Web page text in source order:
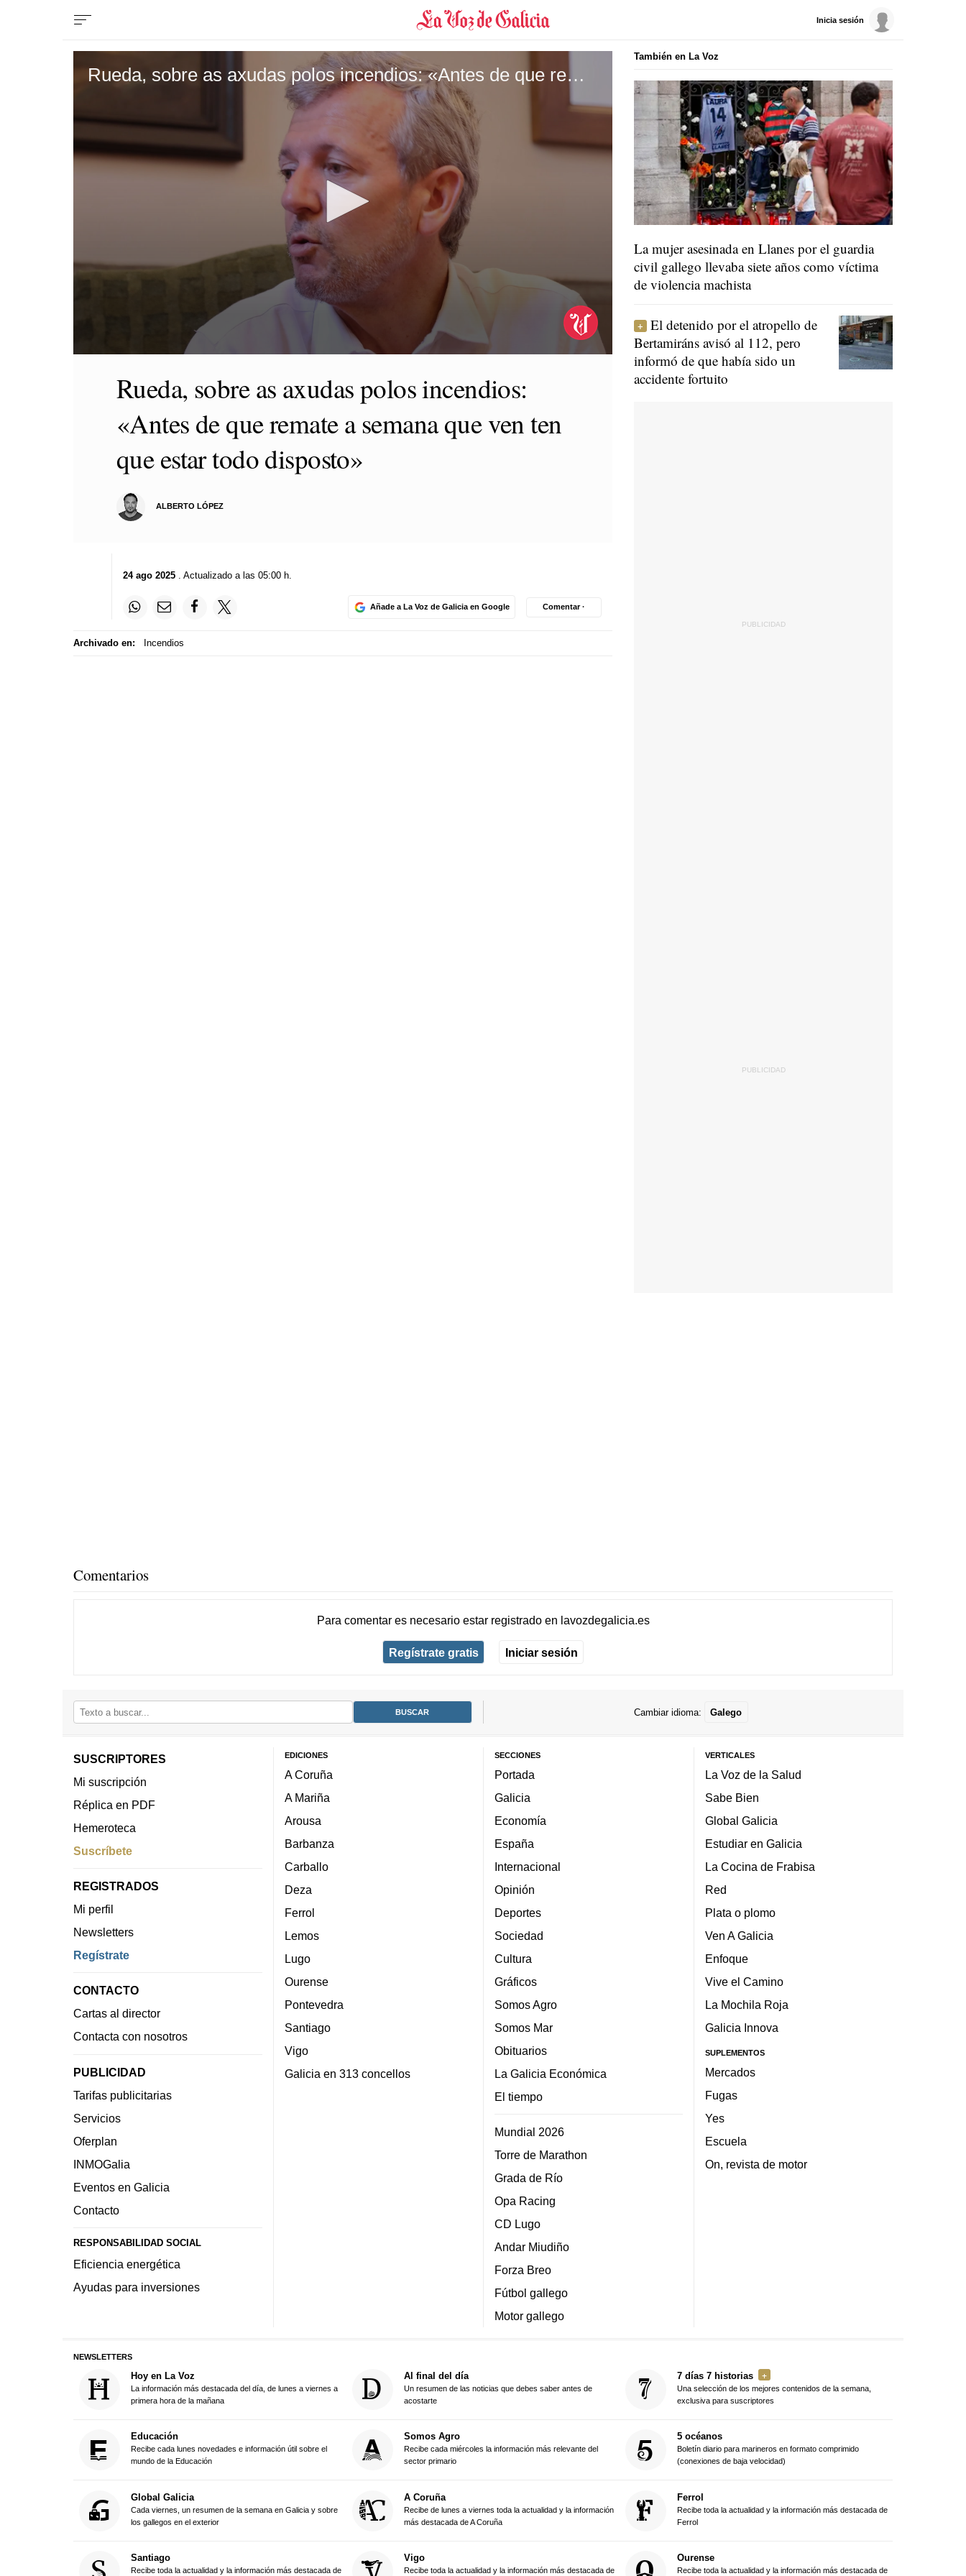
Inicia sesión
Rueda, sobre as axudas polos incendios: «Antes de que remate a semana que ven ten que estar todo disposto»
Volume
Rueda, sobre as axudas polos incendios:
«Antes de que remate a semana que ven ten
que estar todo disposto»
ALBERTO LÓPEZ
24 ago 2025. Actualizado a las 05:00 h.
Añade a La Voz de Galicia en Google Comentar ·
Archivado en: Incendios
También en La Voz
La mujer asesinada en Llanes por el guardia
civil gallego llevaba siete años como víctima
de violencia machista
El detenido por el atropello de
Bertamiráns avisó al 112, pero
informó de que había sido un
accidente fortuito
Comentarios
Para comentar es necesario estar registradoen lavozdegalicia.es
Regístrate gratis Iniciar sesión
Cambiar idioma: Galego
SUSCRIPTORES
Mi suscripción
Réplica en PDF
Hemeroteca
Suscríbete
REGISTRADOS
Mi perfil
Newsletters
Regístrate
CONTACTO
Cartas al director
Contacta con nosotros
PUBLICIDAD
Tarifas publicitarias
Servicios
Oferplan
INMOGalia
Eventos en Galicia
Contacto
RESPONSABILIDAD SOCIAL
Eficiencia energética
Ayudas para inversiones
EDICIONES
A Coruña
A Mariña
Arousa
Barbanza
Carballo
Deza
Ferrol
Lemos
Lugo
Ourense
Pontevedra
Santiago
Vigo
Galicia en 313 concellos
SECCIONES
Portada
Galicia
Economía
España
Internacional
Opinión
Deportes
Sociedad
Cultura
Gráficos
Somos Agro
Somos Mar
Obituarios
La Galicia Económica
El tiempo
Mundial 2026
Torre de Marathon
Grada de Río
Opa Racing
CD Lugo
Andar Miudiño
Forza Breo
Fútbol gallego
Motor gallego
VERTICALES
La Voz de la Salud
Sabe Bien
Global Galicia
Estudiar en Galicia
La Cocina de Frabisa
Red
Plata o plomo
Ven A Galicia
Enfoque
Vive el Camino
La Mochila Roja
Galicia Innova
SUPLEMENTOS
Mercados
Fugas
Yes
Escuela
On, revista de motor
NEWSLETTERS
Hoy en La Voz
La información más destacada del día, de lunes a viernes a
primera hora de la mañana
Al final del día
Un resumen de las noticias que debes saber antes de
acostarte
7 días 7 historias
Una selección de los mejores contenidos de la semana,
exclusiva para suscriptores
Educación
Recibe cada lunes novedades e información útil sobre el
mundo de la Educación
Somos Agro
Recibe cada miércoles la información más relevante del
sector primario
5 océanos
Boletín diario para marineros en formato comprimido
(conexiones de baja velocidad)
Global Galicia
Cada viernes, un resumen de la semana en Galicia y sobre
los gallegos en el exterior
A Coruña
Recibe de lunes a viernes toda la actualidad y la información
más destacada de A Coruña
Ferrol
Recibe toda la actualidad y la información más destacada de
Ferrol
Santiago
Recibe toda la actualidad y la información más destacada de
Vigo
Recibe toda la actualidad y la información más destacada de
Ourense
Recibe toda la actualidad y la información más destacada de